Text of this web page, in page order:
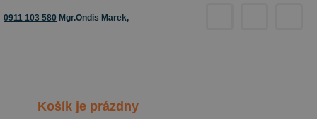
0911 103 580 Mgr.Ondis Marek,
Košík je prázdny